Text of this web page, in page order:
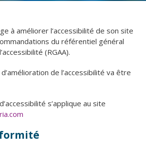
à améliorer l’accessibilité de son site
du référentiel général
(RGAA).
de l’accessibilité va être
s’applique au site